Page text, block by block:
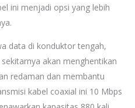
ini menjadi opsi yang lebih
data di konduktor tengah,
akan menghentikan
redaman dan membantu
kabel coaxial ini 10 Mbps